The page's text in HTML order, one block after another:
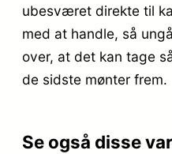
ubesværet direkte til
med at handle, så
over, at det kan tage
de sidste mønter frem.
Se også disse